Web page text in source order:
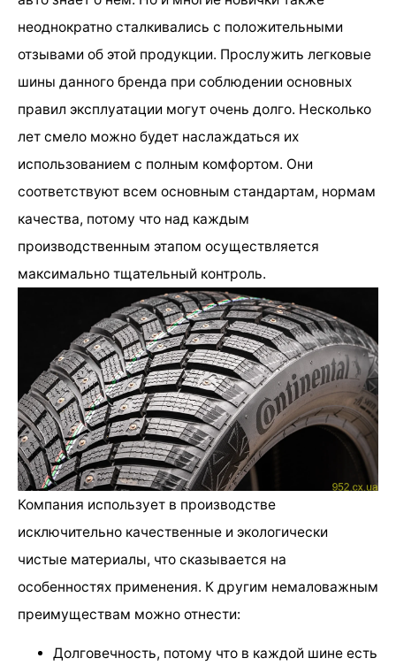
неоднократно сталкивались с положительными
отзывами об этой продукции. Прослужить легковые
шины данного бренда при соблюдении основных
правил эксплуатации могут очень долго. Несколько
лет смело можно будет наслаждаться их
использованием с полным комфортом. Они
соответствуют всем основным стандартам, нормам
качества, потому что над каждым
производственным этапом осуществляется
максимально тщательный контроль.
Компания использует в производстве
исключительно качественные и экологически
чистые материалы, что сказывается на
особенностях применения. К другим немаловажным
преимуществам можно отнести:
Долговечность, потому что в каждой шине есть